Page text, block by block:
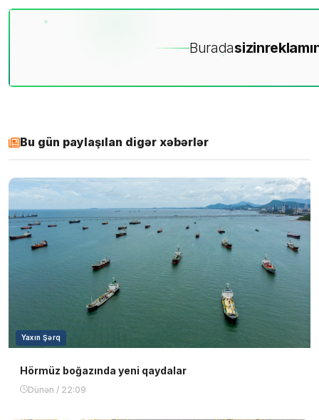
Buradasizin
Bu gün paylaşılan digər xəbərlər
Yaxın Şərq
Hörmüz boğazında yeni qaydalar
Dünən / 22:09